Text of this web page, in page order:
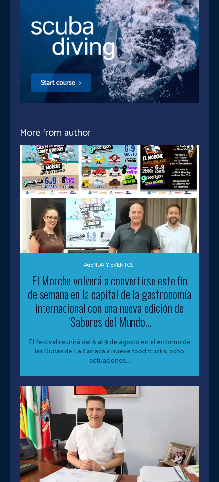
More from author
AGENDA Y EVENTOS
El Morche volverá a convertirse este fin
de semana en la capital de la gastronomía
internacional con una nueva edición de
‘Sabores del Mundo...
El festival reunirá del 6 al 9 de agosto en el entorno de
las Dunas de La Carraca a nueve food trucks, ocho
actuaciones...